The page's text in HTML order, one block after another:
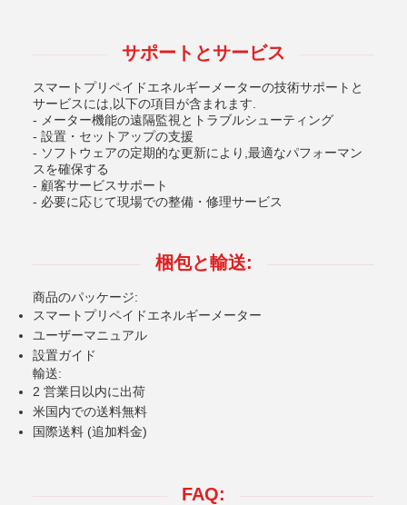
サポートとサービス
スマートプリペイドエネルギーメーターの技術サポートと
サービスには,以下の項目が含まれます.
- メーター機能の遠隔監視とトラブルシューティング
- 設置・セットアップの支援
- ソフトウェアの定期的な更新により,最適なパフォーマン
スを確保する
- 顧客サービスサポート
- 必要に応じて現場での整備・修理サービス
梱包と輸送:
商品のパッケージ:
スマートプリペイドエネルギーメーター
ユーザーマニュアル
設置ガイド
輸送:
2 営業日以内に出荷
米国内での送料無料
国際送料 (追加料金)
FAQ: